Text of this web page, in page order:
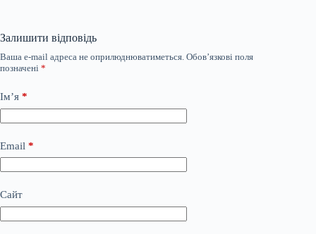
Залишити відповідь
Ваша e-mail адреса не оприлюднюватиметься. Обов’язкові поля
позначені *
Ім’я *
Email *
Сайт